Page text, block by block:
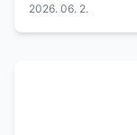
a...
2026. 06. 2.